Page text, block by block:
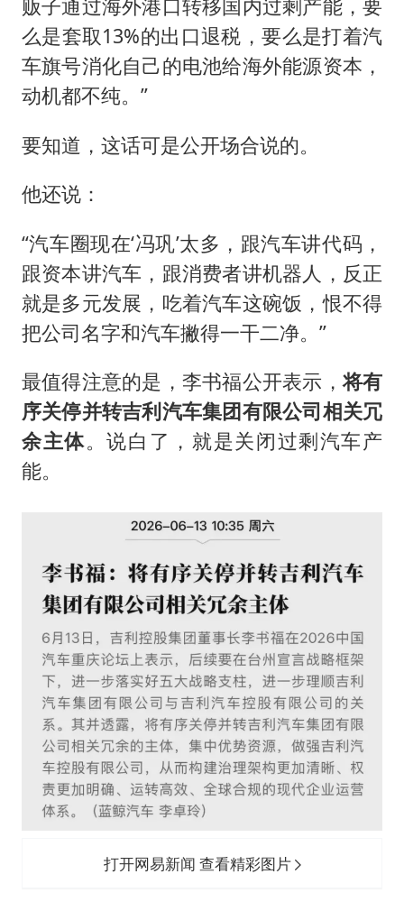
贩子通过海外港口转移国内过剩产能，要
么是套取13%的出口退税，要么是打着汽
车旗号消化自己的电池给海外能源资本，
动机都不纯。”
要知道，这话可是公开场合说的。
他还说：
“汽车圈现在‘冯巩’太多，跟汽车讲代码，
跟资本讲汽车，跟消费者讲机器人，反正
就是多元发展，吃着汽车这碗饭，恨不得
把公司名字和汽车撇得一干二净。”
最值得注意的是，李书福公开表示，将有
序关停并转吉利汽车集团有限公司相关冗
余主体。说白了，就是关闭过剩汽车产
能。
打开网易新闻 查看精彩图片